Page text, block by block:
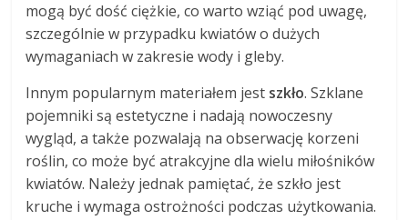
mogą być dość ciężkie, co warto wziąć pod uwagę,
szczególnie w przypadku kwiatów o dużych
wymaganiach w zakresie wody i gleby.
Innym popularnym materiałem jest szkło. Szklane
pojemniki są estetyczne i nadają nowoczesny
wygląd, a także pozwalają na obserwację korzeni
roślin, co może być atrakcyjne dla wielu miłośników
kwiatów. Należy jednak pamiętać, że szkło jest
kruche i wymaga ostrożności podczas użytkowania.